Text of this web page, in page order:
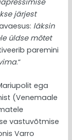
järjest
läksin
üldse mõtet
paremini
.“
ega
(Venemaale
vastuvõtmise
Varro